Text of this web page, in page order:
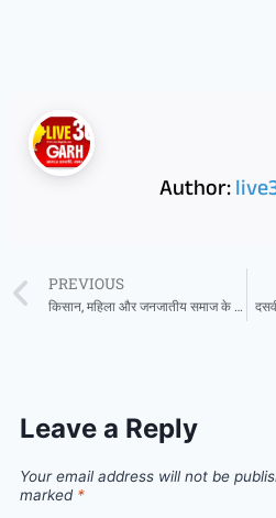
Author:
PREVIOUS
किसान, महिला और जनजातीय समाज के सशक्तिकरण से बनेगा समृद्ध छत्तीसगढ़ : मुख्यमंत्री साय
Leave a Reply
Your email address will not be
marked *